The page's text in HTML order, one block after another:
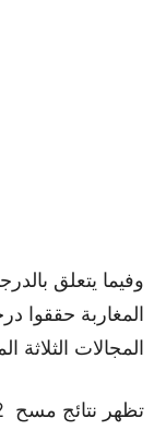
وفيما يتعلق
المغاربة حققوا
المجالات الثلاثة